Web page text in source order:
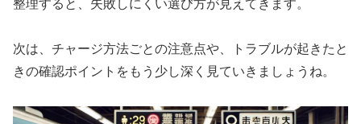
整理すると、失敗しにくい選び方が見えてきます。
次は、チャージ方法ごとの注意点や、トラブルが起きたと
きの確認ポイントをもう少し深く見ていきましょうね。